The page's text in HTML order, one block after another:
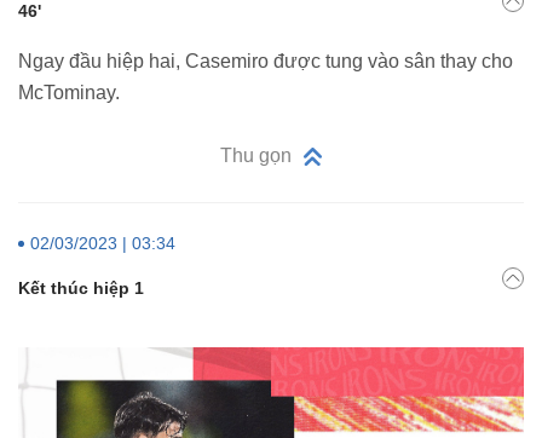
46'
Ngay đầu hiệp hai, Casemiro được tung vào sân thay cho
McTominay.
Thu gọn
02/03/2023 | 03:34
Kết thúc hiệp 1